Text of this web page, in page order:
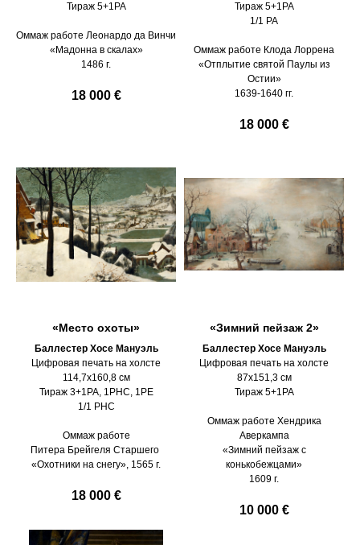
Тираж 5+1PA
Оммаж работе Леонардо да Винчи
«Мадонна в скалах»
1486 г.
18 000 €
Тираж 5+1PA
1/1 PA
Оммаж работе Клода Лоррена
«Отплытие святой Паулы из
Остии»
1639-1640 гг.
18 000 €
«Место охоты»
Баллестер Хосе Мануэль
Цифровая печать на холсте
114,7х160,8 см
Тираж 3+1PA, 1PHC, 1PE
1/1 PHC
Оммаж работе
Питера Брейгеля Старшего
«Охотники на снегу», 1565 г.
18 000 €
«Зимний пейзаж 2»
Баллестер Хосе Мануэль
Цифровая печать на холсте
87х151,3 см
Тираж 5+1PA
Оммаж работе Хендрика
Аверкампа
«Зимний пейзаж с
конькобежцами»
1609 г.
10 000 €